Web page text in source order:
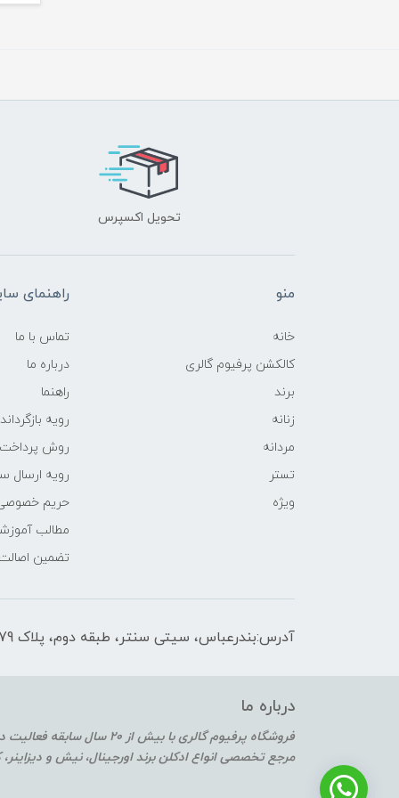
تحویل اکسپرس
منو
خانه
کالکشن پرفیوم گالری
برند
زنانه
مردانه
تستر
ویژه
راهنمای
تماس با ما
درباره ما
راهنما
رویه‌
روش پرداخت
رویه ارسال
حریم
مطالب
تضمین اصالت
آدرس:بندرعباس، سیتی سنتر، طبقه دوم، پلاک F2-179
درباره ما
فروشگاه پرفیوم گالری با بیش از 20 سال سابقه فعالیت در حوزه عطر و ادکلن
مرجع تخصصی انواع ادکلن برند اورجینال، نیش و